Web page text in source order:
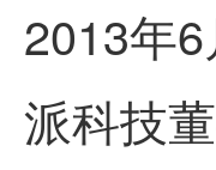
2013年
派科技